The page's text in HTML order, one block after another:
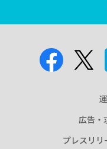
広告・
プレスリリ